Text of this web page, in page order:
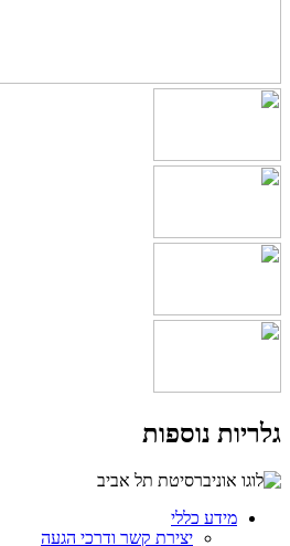
גלריות נוספות
מידע כללי
יצירת קשר ודרכי הגעה